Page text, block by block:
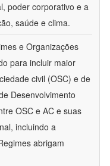
poder corporativo e a
saúde e clima.
e Organizações
para incluir maior
civil (OSC) e de
Desenvolvimento
OSC e AC e suas
incluindo a
abrigam